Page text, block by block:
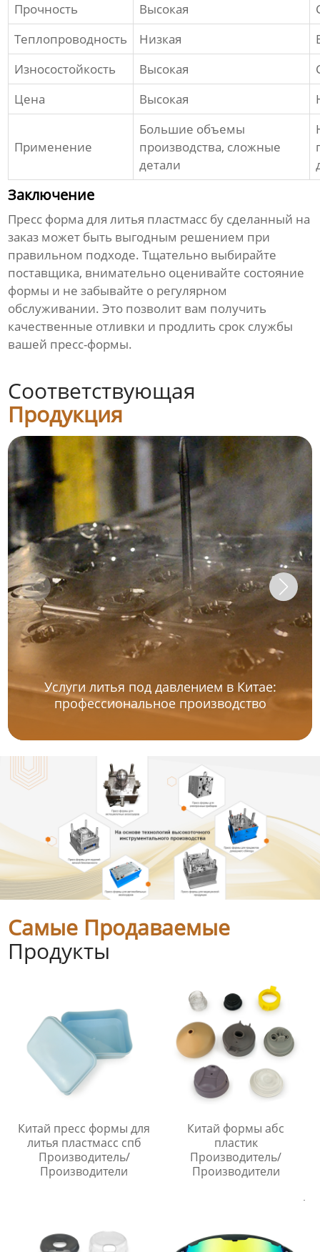
Прочность
Высокая
Теплопроводность
Низкая
Износостойкость
Высокая
Цена
Высокая
Применение
Большие объемы
производства, сложные
детали
Заключение
Пресс форма для литья пластмасс бу сделанный на
заказ может быть выгодным решением при
правильном подходе. Тщательно выбирайте
поставщика, внимательно оценивайте состояние
формы и не забывайте о регулярном
обслуживании. Это позволит вам получить
качественные отливки и продлить срок службы
вашей пресс-формы.
Соответствующая
Продукция
Услуги литья под давлением в Китае:
профессиональное производство
Самые Продаваемые
Продукты
Китай пресс формы для
литья пластмасс спб
Производитель/
Производители
Китай формы абс
пластик
Производитель/
Производители